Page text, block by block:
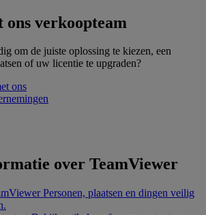
ons verkoopteam
om de juiste oplossing te kiezen, een
of uw licentie te upgraden?
ons
over TeamViewer
Personen, plaatsen en dingen veilig